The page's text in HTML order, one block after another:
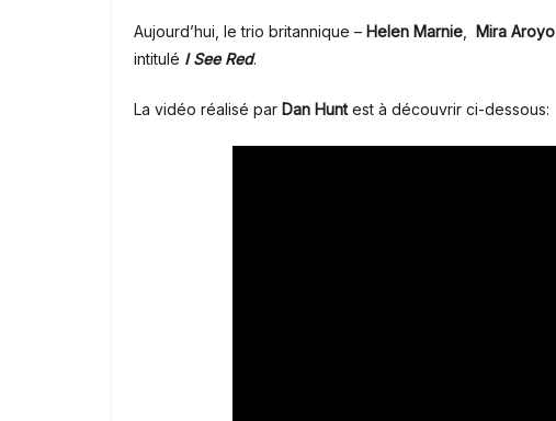
Aujourd’hui, le trio britannique – Helen Marnie Mira Aroyo
intitulé I See Red.
La vidéo réalisé par Dan Huntest à découvrir ci-dessous: